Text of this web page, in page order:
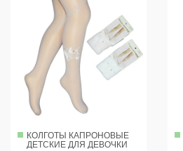
КОЛГОТЫ КАПРОНОВЫЕ
ДЕТСКИЕ ДЛЯ ДЕВОЧКИ